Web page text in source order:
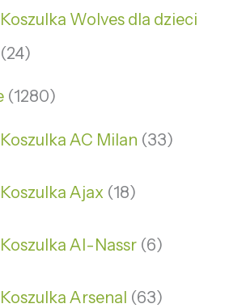
Koszulka Wolves dla dzieci
24
1280
Koszulka AC Milan 33
Koszulka Ajax 18
Koszulka Al-Nassr 6
Koszulka Arsenal 63